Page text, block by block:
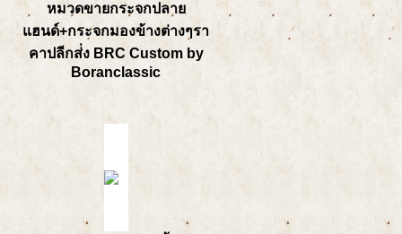
หมวดขายกระจกปลาย
แฮนด์+กระจกมองข้างต่างๆรา
คาปลีกส่่ง BRC Custom by
Boranclassic